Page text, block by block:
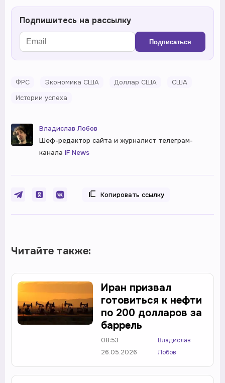
Подпишитесь на рассылку
Подписаться
ФРС Экономика США Доллар США
США
Истории успеха
Владислав Лобов
Шеф-редактор сайта и журналист телеграм-
канала IF News
Копировать ссылку
Читайте также:
Иран призвал
готовиться к нефти
по 200 долларов за
баррель
08:53
26.05.2026
Владислав
Лобов